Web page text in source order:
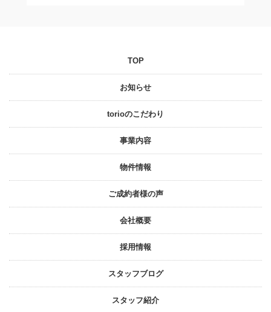
TOP
お知らせ
torioのこだわり
事業内容
物件情報
ご成約者様の声
会社概要
採⽤情報
スタッフブログ
スタッフ紹介